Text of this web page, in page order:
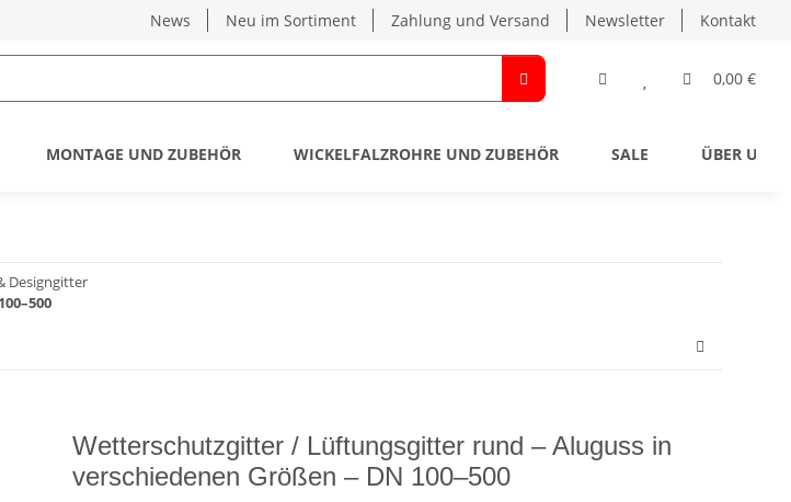
News Neu im Sortiment Zahlung und Versand Newsletter Kontakt
0,00 €
MONTAGE UND ZUBEHÖR WICKELFALZROHRE UND ZUBEHÖR SALE ÜBER UNS
Designgitter
Wetterschutzgitter / Lüftungsgitter rund – Aluguss in
verschiedenen Größen – DN 100–500